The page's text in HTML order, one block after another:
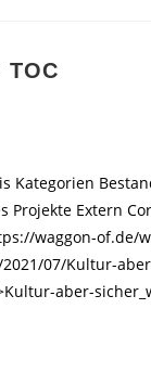
Kategorien
Projekte Extern
waggon-of.de/
07/Kultur-
aber-